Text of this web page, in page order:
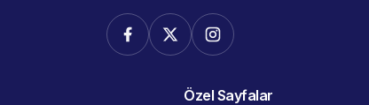
Özel Sayfalar